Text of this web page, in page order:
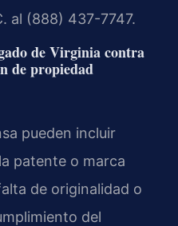
al (888) 437-7747.
de Virginia contra
de propiedad
pueden incluir
patente o marca
de originalidad o
del